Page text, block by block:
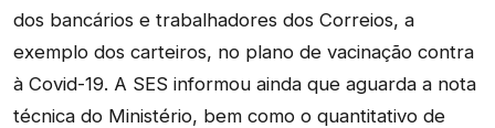
dos bancários e trabalhadores dos Correios, a
exemplo dos carteiros, no plano de vacinação contra
à Covid-19. A SES informou ainda que aguarda a nota
técnica do Ministério, bem como o quantitativo de